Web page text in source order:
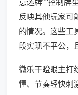
意选牌”“控制牌
反映其他玩家可
的情况。这些工
段实现不平公，
微乐干瞪眼主打
懂、节奏轻快刺